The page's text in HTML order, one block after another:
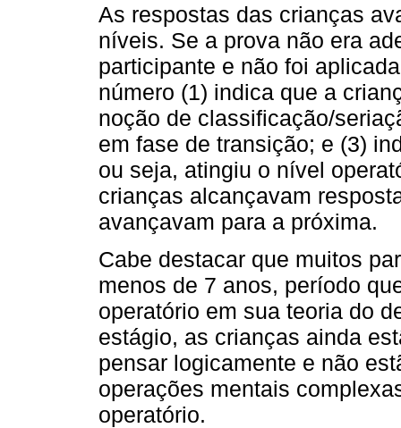
As respostas das crianças
níveis. Se a prova não era
participante e não foi
número (1) indica que a
noção de classificação/
em fase de transição; e (3)
ou seja, atingiu o nível
crianças alcançavam
avançavam para a próxima.
Cabe destacar que muitos
menos de 7 anos, período
operatório em sua teoria do
estágio, as crianças ainda
pensar logicamente e não
operações mentais
operatório.